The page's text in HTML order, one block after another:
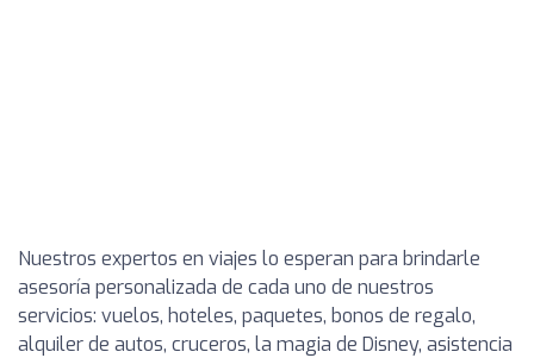
Nuestros expertos en viajes lo esperan para brindarle
asesoría personalizada de cada uno de nuestros
servicios: vuelos, hoteles, paquetes, bonos de regalo,
alquiler de autos, cruceros, la magia de Disney, asistencia